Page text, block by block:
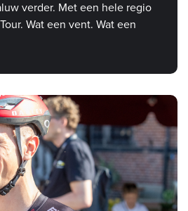
verder. Met een hele regio
Wat een vent. Wat een